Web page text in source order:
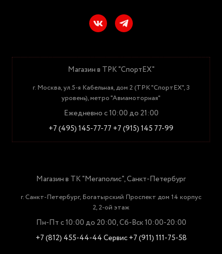
Магазин в ТРК "СпортЕХ"
г. Москва, ул.5-я Кабельная, дом 2 (ТРК "СпортЕХ", 3
уровень), метро "Авиамоторная"
Ежедневно с 10:00 до 21:00
+7 (495) 145-77-77 +7 (915) 145 77-99
Магазин в ТК "Мегаполис", Санкт-Петербург
г. Санкт-Петербург, Богатырский Проспект дом 14 корпус
2, 2-ой этаж
Пн-Пт с 10:00 до 20:00, Сб-Вск 10:00-20:00
+7 (812) 455-44-44Сервис +7 (911) 111-75-58